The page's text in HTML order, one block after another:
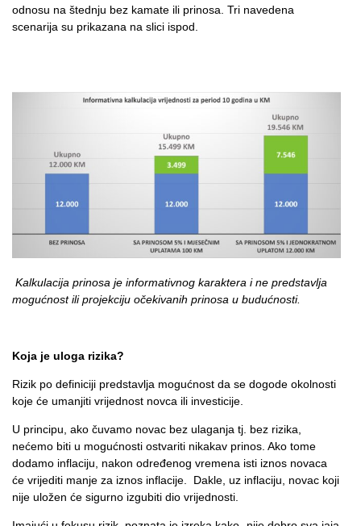
odnosu na štednju bez kamate ili prinosa. Tri navedena
scenarija su prikazana na slici ispod.
Kalkulacija prinosa je informativnog karaktera i ne predstavlja
mogućnost ili projekciju očekivanih prinosa u budućnosti.
Koja je uloga rizika?
Rizik po definiciji predstavlja mogućnost da se dogode okolnosti
koje će umanjiti vrijednost novca ili investicije.
U principu, ako čuvamo novac bez ulaganja tj. bez rizika,
nećemo biti u mogućnosti ostvariti nikakav prinos. Ako tome
dodamo inflaciju, nakon određenog vremena isti iznos novaca
će vrijediti manje za iznos inflacije. Dakle, uz inflaciju, novac koji
nije uložen će sigurno izgubiti dio vrijednosti.